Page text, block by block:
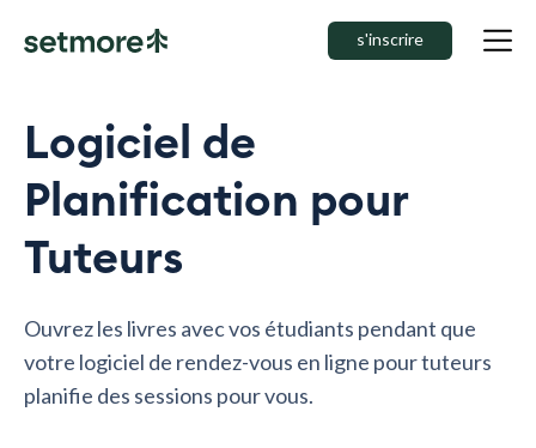
s'inscrire
Logiciel de
Planification pour
Tuteurs
Ouvrez les livres avec vos étudiants pendant que
votre logiciel de rendez-vous en ligne pour tuteurs
planifie des sessions pour vous.